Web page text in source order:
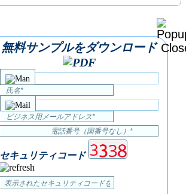
無料サンプルをダウンロード
セキュリティコード